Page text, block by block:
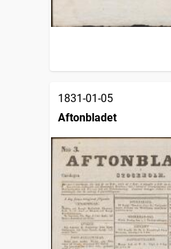
1831-01-05
Aftonbladet